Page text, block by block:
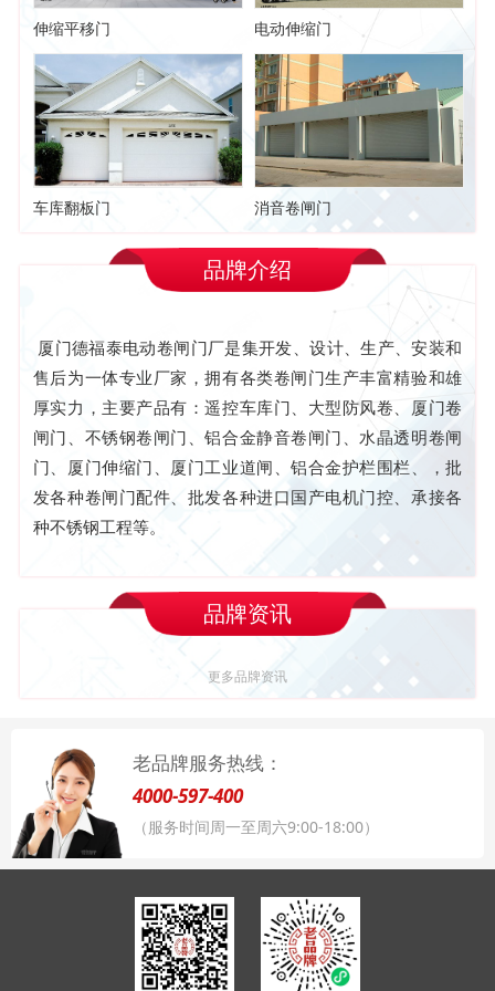
伸缩平移门 电动伸缩门
车库翻板门 消音卷闸门
品牌介绍
厦门德福泰电动卷闸门厂是集开发、设计、生产、安装和
售后为一体专业厂家，拥有各类卷闸门生产丰富精验和雄
厚实力，主要产品有：遥控车库门、大型防风卷、厦门卷
闸门、不锈钢卷闸门、铝合金静音卷闸门、水晶透明卷闸
门、厦门伸缩门、厦门工业道闸、铝合金护栏围栏、，批
发各种卷闸门配件、批发各种进口国产电机门控、承接各
种不锈钢工程等。
品牌资讯
更多品牌资讯
老品牌服务热线：
4000-597-400
（服务时间周一至周六9:00-18:00）